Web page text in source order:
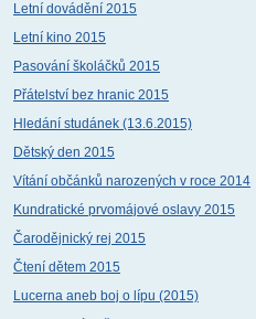
Letní dovádění 2015
Letní kino 2015
Pasování školáčků 2015
Přátelství bez hranic 2015
Hledání studánek (13.6.2015)
Dětský den 2015
Vítání občánků narozených v roce 2014
Kundratické prvomájové oslavy 2015
Čarodějnický rej 2015
Čtení dětem 2015
Lucerna aneb boj o lípu (2015)